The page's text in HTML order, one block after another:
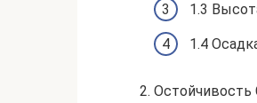
1.3
1.4
2.